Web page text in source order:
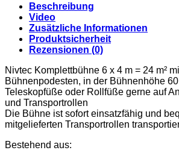
Beschreibung
Video
Zusätzliche Informationen
Produktsicherheit
Rezensionen (0)
Nivtec Komplettbühne 6 x 4 m = 24 m²
Bühnenpodesten, in der Bühnenhöhe
Teleskopfüße oder Rollfüße gerne auf
und Transportrollen
Die Bühne ist sofort einsatzfähig und
mitgelieferten Transportrollen
Bestehend aus: